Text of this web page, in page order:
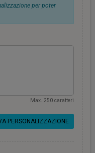
per poter
Max. 250 caratteri
PERSONALIZZAZIONE